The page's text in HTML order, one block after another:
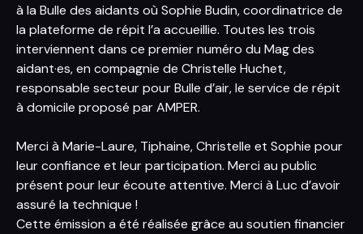
à la Bulle des aidants où Sophie Budin, coordinatrice de
la plateforme de répit l’a accueillie. Toutes les trois
interviennent dans ce premier numéro du Mag des
aidant·es, en compagnie de Christelle Huchet,
responsable secteur pour Bulle d’air, le service de répit
à domicile proposé par AMPER.
Merci à Marie-Laure, Tiphaine, Christelle et Sophie pour
leur confiance et leur participation. Merci au public
présent pour leur écoute attentive. Merci à Luc d’avoir
assuré la technique !
Cette émission a été réalisée grâce au soutien financier